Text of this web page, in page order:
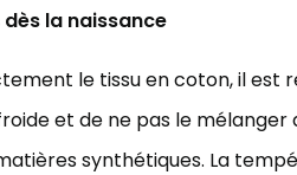
la naissance
le tissu en coton, il est
et de ne pas le
synthétiques. La